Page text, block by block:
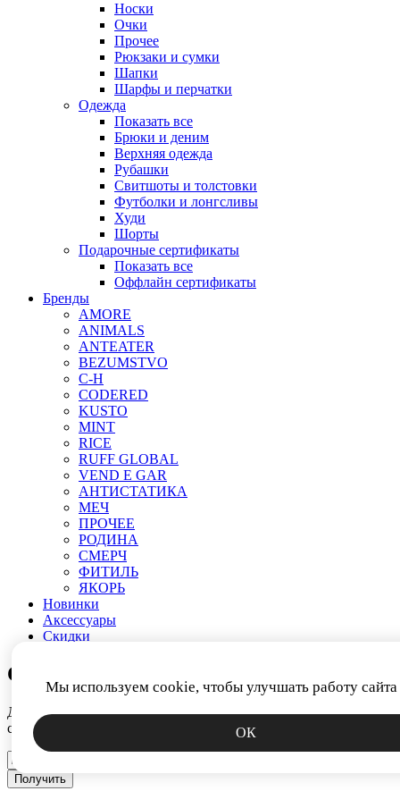
Мы используем cookie, чтобы улучшать работу сайта
ОК
Носки
Очки
Прочее
Рюкзаки и сумки
Шапки
Шарфы и перчатки
Одежда
Показать все
Брюки и деним
Верхняя одежда
Рубашки
Свитшоты и толстовки
Футболки и лонгсливы
Худи
Шорты
Подарочные сертификаты
Показать все
Оффлайн сертификаты
Бренды
AMORE
ANIMALS
ANTEATER
BEZUMSTVO
C-H
CODERED
KUSTO
MINT
RICE
RUFF GLOBAL
VEND E GAR
АНТИСТАТИКА
МЕЧ
ПРОЧЕЕ
РОДИНА
СМЕРЧ
ФИТИЛЬ
ЯКОРЬ
Новинки
Аксессуары
Скидки
СКИДКА 15%
Дарим промокод за подписку на новости. Узнавайте первым о
скидках, коллекциях и спецпредложениях.
Получить